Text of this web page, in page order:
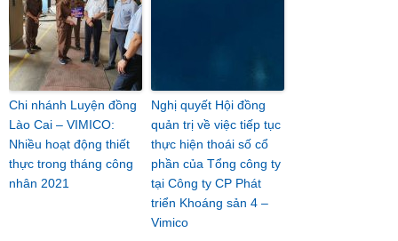
Chi nhánh Luyện đồng
Lào Cai – VIMICO:
Nhiều hoạt động thiết
thực trong tháng công
nhân 2021
Nghị quyết Hội đồng
quản trị về việc tiếp tục
thực hiện thoái số cổ
phần của Tổng công ty
tại Công ty CP Phát
triển Khoáng sản 4 –
Vimico